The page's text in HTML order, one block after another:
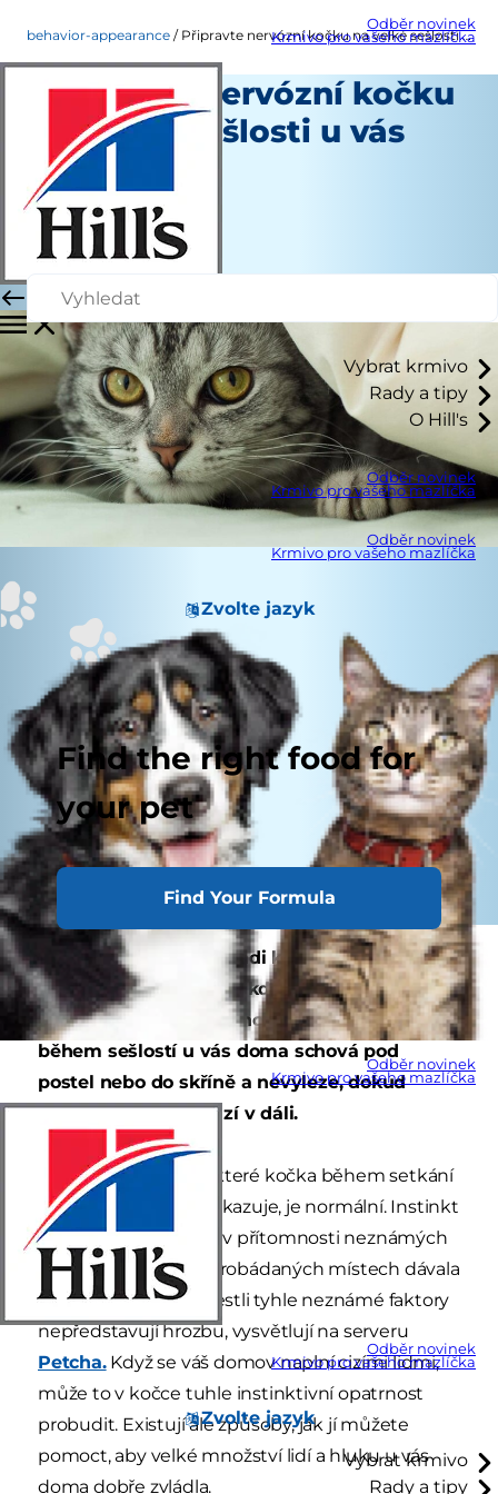
Odběr novinek
Krmivo pro vašeho mazlíčka
Vybrat krmivo
Rady a tipy
O Hill's
Odběr novinek
Krmivo pro vašeho mazlíčka
Odběr novinek
Krmivo pro vašeho mazlíčka
Zvolte jazyk
Find the right food for
your pet
Find Your Formula
Odběr novinek
Krmivo pro vašeho mazlíčka
Odběr novinek
Krmivo pro vašeho mazlíčka
Zvolte jazyk
Vybrat krmivo
Rady a tipy
behavior-appearance Připravte nervózní kočku na velké sešlosti u vás doma
Připravte nervózní kočku
na velké sešlosti u vás
doma
Chování a vzhled
Autoři
|
Pokud máte kočku a rádi k sobě zvete přátele,
možná si všimnete, že když se párty začne
rozjíždět, kočka je z toho na nervy. Třeba se
během sešlostí u vás doma schová pod
postel nebo do skříně a nevyleze, dokud
poslední host nezmizí v dáli.
Úzkost nebo strach, které kočka během setkání
velkých skupin lidí vykazuje, je normální. Instinkt
vaší kočce radí, aby si v přítomnosti neznámých
lidí, věcí nebo na neprobádaných místech dávala
pozor, protože neví, jestli tyhle neznámé faktory
nepředstavují hrozbu, vysvětlují na serveru
Petcha.Když se váš domov naplní cizími lidmi,
může to v kočce tuhle instinktivní opatrnost
probudit. Existují ale způsoby, jak jí můžete
pomoct, aby velké množství lidí a hluku u vás
doma dobře zvládla.